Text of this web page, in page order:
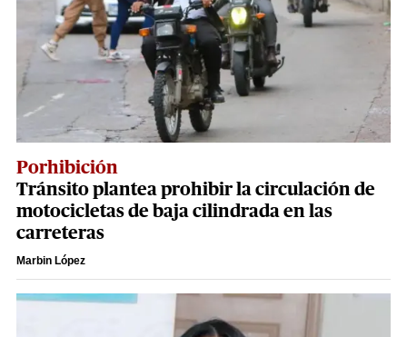
Porhibición
Tránsito plantea prohibir la circulación de
motocicletas de baja cilindrada en las
carreteras
Marbin López